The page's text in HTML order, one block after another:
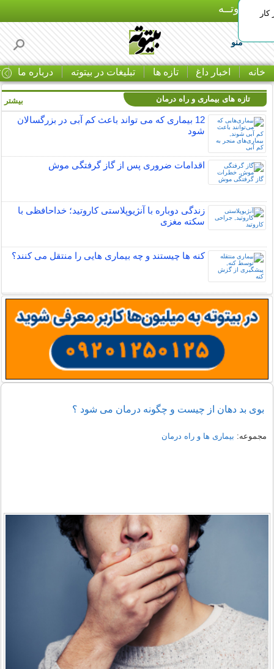
بـیتوتــه
منو
خانه اخبار داغ تازه ها تبلیغات در بیتوته درباره ما
تازه های بیماری و راه درمان
12 بیماری که می تواند باعث کم آبی در بزرگسالان
شود
اقدامات ضروری پس از گاز گرفتگی موش
زندگی دوباره با آنژیوپلاستی کاروتید؛ خداحافظی با
سکته مغزی
کنه ها چیستند و چه بیماری هایی را منتقل می کنند؟
بیشتر
بوی بد دهان از چیست و چگونه درمان می شود ؟
مجموعه: بیماری ها و راه درمان